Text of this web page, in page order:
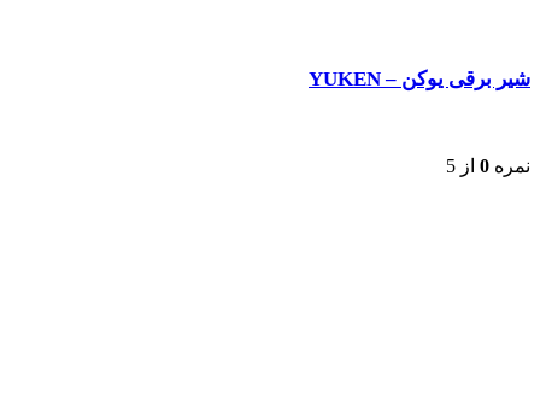
شیر برقی یوکن – YUKEN
نمره 0 از 5